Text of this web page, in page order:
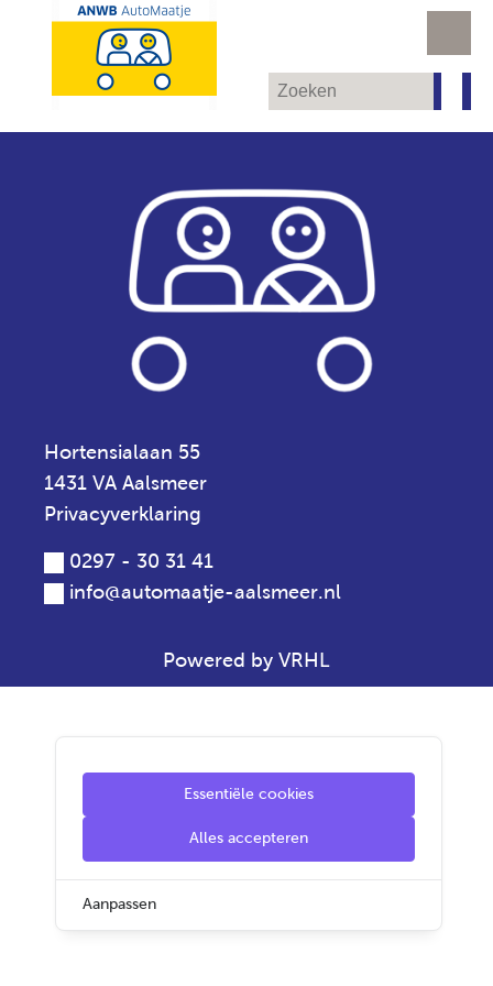
Hortensialaan 55
1431 VA Aalsmeer
Privacyverklaring
0297 - 30 31 41
info@automaatje-aalsmeer.nl
Powered by VRHL
Essentiële cookies
Alles accepteren
Aanpassen